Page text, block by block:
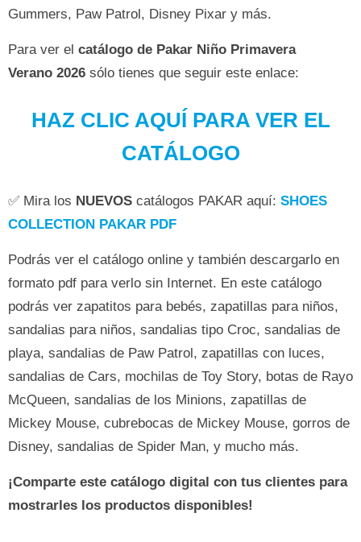
Gummers, Paw Patrol, Disney Pixar y más.
Para ver el catálogo de Pakar Niño Primavera
Verano 2026 sólo tienes que seguir este enlace:
HAZ CLIC AQUÍ PARA VER EL
CATÁLOGO
✅ Mira los NUEVOS catálogos PAKAR aquí: SHOES
COLLECTION PAKAR PDF
Podrás ver el catálogo online y también descargarlo en
formato pdf para verlo sin Internet. En este catálogo
podrás ver zapatitos para bebés, zapatillas para niños,
sandalias para niños, sandalias tipo Croc, sandalias de
playa, sandalias de Paw Patrol, zapatillas con luces,
sandalias de Cars, mochilas de Toy Story, botas de Rayo
McQueen, sandalias de los Minions, zapatillas de
Mickey Mouse, cubrebocas de Mickey Mouse, gorros de
Disney, sandalias de Spider Man, y mucho más.
¡Comparte este catálogo digital con tus clientes para
mostrarles los productos disponibles!